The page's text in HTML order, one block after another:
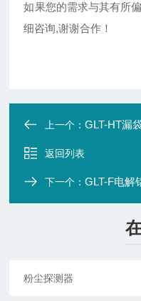
如果您的需求与其有所
细咨询,谢谢合作！
上一个：GLT-HT漏
返回列表
下一个：GLT-F电解